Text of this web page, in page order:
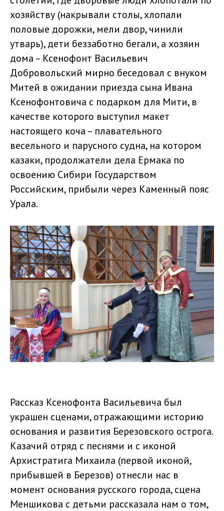
хозяйству (накрывали столы, хлопали
половые дорожки, мели двор, чинили
утварь), дети беззаботно бегали, а хозяин
дома – Ксенофонт Васильевич
Добровольский мирно беседовал с внуком
Митей в ожидании приезда сына Ивана
Ксенофонтовича с подарком для Мити, в
качестве которого выступил макет
настоящего коча – плавательного
весельного и парусного судна, на котором
казаки, продолжатели дела Ермака по
освоению Сибири Государством
Российским, прибыли через Каменный пояс
Урала.
Рассказ Ксенофонта Васильевича был
украшен сценами, отражающими историю
основания и развития Березовского острога.
Казачий отряд с песнями и с иконой
Архистратига Михаила (первой иконой,
прибывшей в Березов) отнесли нас в
момент основания русского города, сцена
Меншикова с детьми рассказала нам о том,